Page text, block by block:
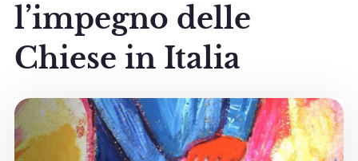
l’impegno delle
Chiese in Italia